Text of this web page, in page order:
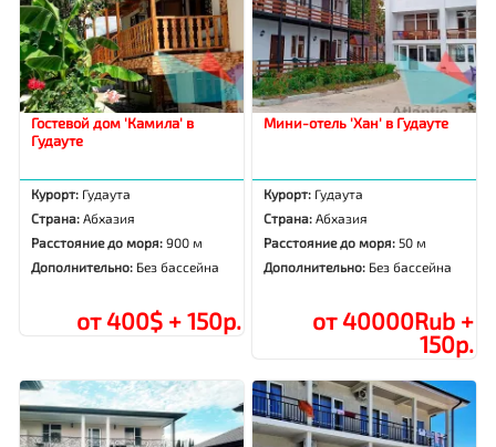
Гостевой дом 'Камила' в
Гудауте
Курорт: Гудаута
Страна:Абхазия
Расстояние до моря:900 м
Дополнительно: Без бассейна
от 400$ + 150р.
Мини-отель 'Хан' в Гудауте
Курорт: Гудаута
Страна:Абхазия
Расстояние до моря: 50 м
Дополнительно: Без бассейна
от 40000Rub +
150р.